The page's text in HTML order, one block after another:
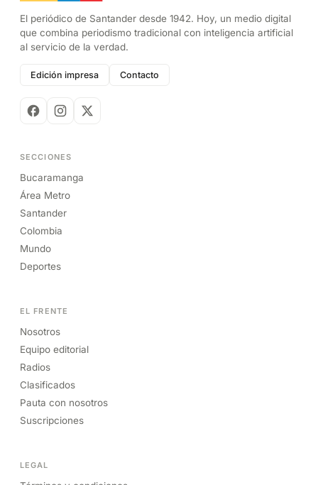
El periódico de Santander desde 1942. Hoy, un medio digital
que combina periodismo tradicional con inteligencia artificial
al servicio de la verdad.
Edición impresa Contacto
SECCIONES
Bucaramanga
Área Metro
Santander
Colombia
Mundo
Deportes
EL FRENTE
Nosotros
Equipo editorial
Radios
Clasificados
Pauta con nosotros
Suscripciones
LEGAL